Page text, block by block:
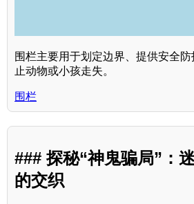
围栏主要用于划定边界、提供安全
止动物或小孩走失。
围栏
### 探秘“神鬼骗局”：
的交织